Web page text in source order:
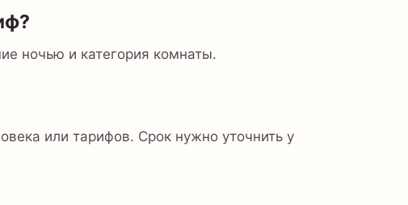
ночью и категория комнаты.
или тарифов. Срок нужно уточнить у